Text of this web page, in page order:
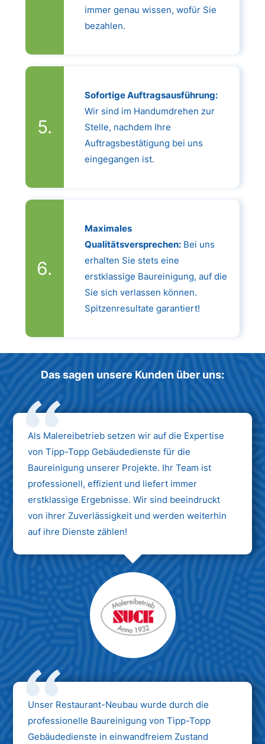
immer genau wissen, wofür Sie
bezahlen.
Sofortige Auftragsausführung:
Wir sind im Handumdrehen zur
Stelle, nachdem Ihre
Auftragsbestätigung bei uns
eingegangen ist.
Maximales
Qualitätsversprechen:Bei uns
erhalten Sie stets eine
erstklassige Baureinigung, auf die
Sie sich verlassen können.
Spitzenresultate garantiert!
Das sagen unsere Kunden über uns:
Als Malereibetrieb setzen wir auf die Expertise
von Tipp-Topp Gebäudedienste für die
Baureinigung unserer Projekte. Ihr Team ist
professionell, effizient und liefert immer
erstklassige Ergebnisse. Wir sind beeindruckt
von ihrer Zuverlässigkeit und werden weiterhin
auf ihre Dienste zählen!
Unser Restaurant-Neubau wurde durch die
professionelle Baureinigung von Tipp-Topp
Gebäudedienste in einwandfreiem Zustand